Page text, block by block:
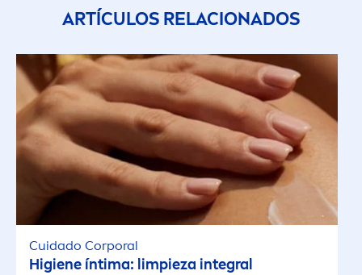
ARTÍCULOS RELACIONADOS
Cuidado Corporal
Higiene íntima: limpieza integral